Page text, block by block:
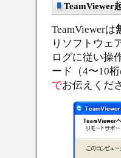
TeamViewer
TeamViewerは
りソフトウェ
ログに従い操
ード（4〜10
でお伝えくだ